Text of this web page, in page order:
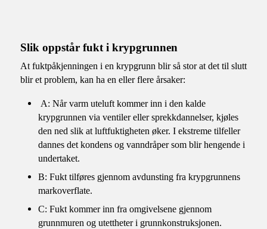
Slik oppstår fukt i krypgrunnen
At fuktpåkjenningen i en krypgrunn blir så stor at det til slutt
blir et problem, kan ha en eller flere årsaker:
A: Når varm uteluft kommer inn i den kalde
krypgrunnen via ventiler eller sprekkdannelser, kjøles
den ned slik at luftfuktigheten øker. I ekstreme tilfeller
dannes det kondens og vanndråper som blir hengende i
undertaket.
B: Fukt tilføres gjennom avdunsting fra krypgrunnens
markoverflate.
C: Fukt kommer inn fra omgivelsene gjennom
grunnmuren og utettheter i grunnkonstruksjonen.